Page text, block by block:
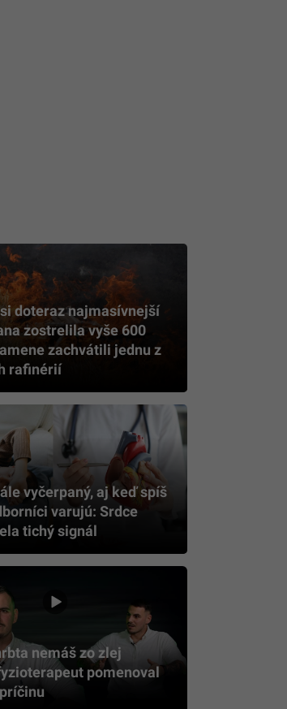
doteraz najmasívnejší
zostrelila vyše 600
zachvátili jednu z
rafinérií
vyčerpaný, aj keď spíš
varujú: Srdce
tichý signál
nemáš zo zlej
fyzioterapeut pomenoval